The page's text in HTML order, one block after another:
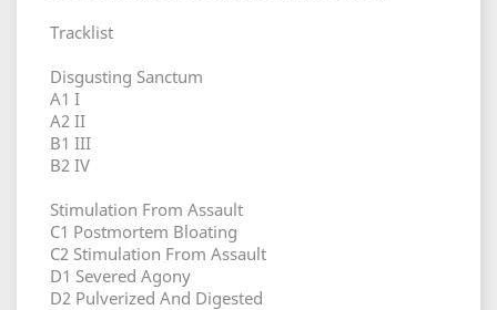
Tracklist
Disgusting Sanctum
A1 I
A2 II
B1 III
B2 IV
Stimulation From Assault
C1 Postmortem Bloating
C2 Stimulation From Assault
D1 Severed Agony
D2 Pulverized And Digested